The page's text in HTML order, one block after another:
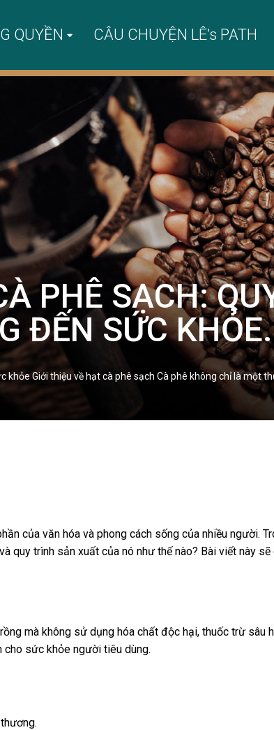
QUYỀN CÂU CHUYỆN LÊ’s PATH
PHÊ SẠCH:
ĐẾN SỨC KHỎE.
Giới thiệu về hạt cà phê sạch Cà phê không chỉ là một
của văn hóa và phong cách sống của nhiều người.
quy trình sản xuất của nó như thế nào? Bài viết này
mà không sử dụng hóa chất độc hại, thuốc trừ sâu
cho sức khỏe người tiêu dùng.